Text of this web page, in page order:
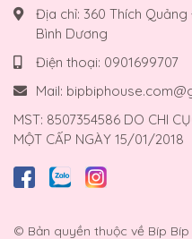
Địa chỉ: 360 Thích Quảng
Bình Dương
Điện thoại: 0901699707
Mail:
MST: 8507354586 DO CHI
MỘT CẤP NGÀY 15/01/2018
© Bản quyền thuộc về Bíp